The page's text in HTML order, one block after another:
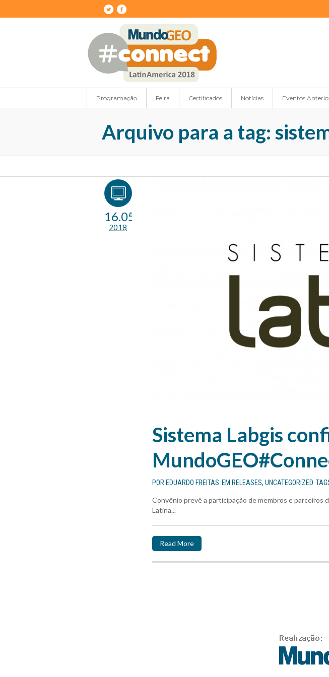
Programação Feira Certificados Notícias Eventos
Arquivo para a tag:
16.05
2018
Sistema Labgis
POR EDUARDO FREITAS EM RELEASES, UNCATEGORIZED
Convênio prevê a participação de membros e
Latina...
Read More